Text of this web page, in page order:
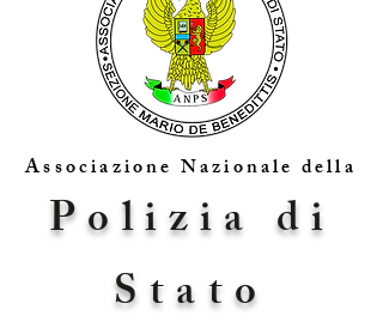
Associazione Nazionale della
Polizia di
Stato